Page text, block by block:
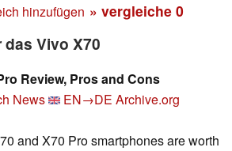
hinzufügen » vergleiche 0
Vivo X70
Review, Pros and Cons
News EN→DE Archive.org
and X70 Pro smartphones are worth